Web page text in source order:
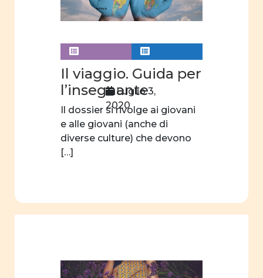
Costituzione
della
parità
Analisi
scuola
dell'obbligo
parità
Il viaggio. Guida per
l’insegnante
Il dossier si rivolge ai giovani
e alle giovani (anche di
diverse culture) che devono
[…]
Luglio 3,
2020